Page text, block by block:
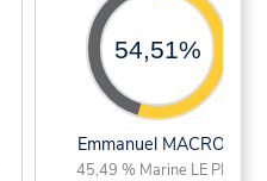
54,51%
Emmanuel MACRON
45,49 % Marine LE PEN